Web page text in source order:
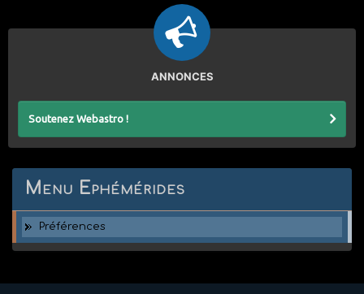
ANNONCES
Soutenez Webastro !
Menu Ephémérides
Préférences